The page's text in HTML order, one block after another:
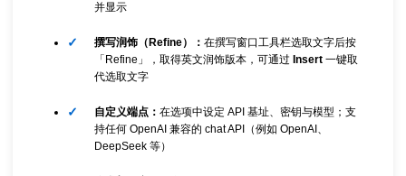
并显示
撰写润饰（Refine）： 在撰写窗口工具栏选取文字后按
「Refine」，取得英文润饰版本，可通过 Insert一键取
代选取文字
自定义端点： 在选项中设定 API 基址、密钥与模型；支
持任何 OpenAI 兼容的 chat API（例如 OpenAI、
DeepSeek 等）